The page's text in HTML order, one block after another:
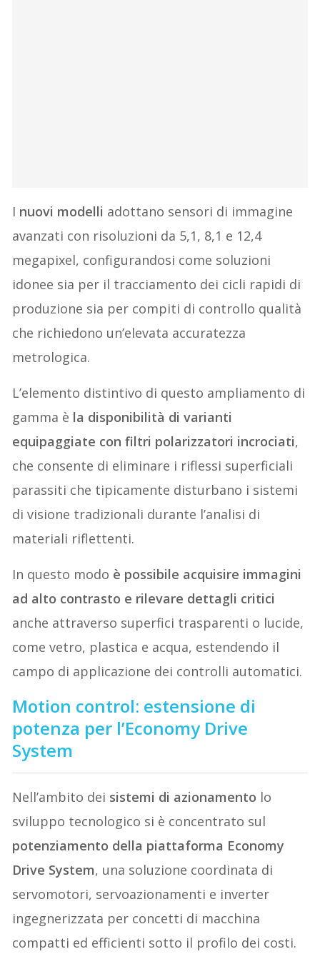
I nuovi modelli adottano sensori di immagine
avanzati con risoluzioni da 5,1, 8,1 e 12,4
megapixel, configurandosi come soluzioni
idonee sia per il tracciamento dei cicli rapidi di
produzione sia per compiti di controllo qualità
che richiedono un’elevata accuratezza
metrologica.
L’elemento distintivo di questo ampliamento di
gamma è la disponibilità di varianti
equipaggiate con filtri polarizzatori incrociati,
che consente di eliminare i riflessi superficiali
parassiti che tipicamente disturbano i sistemi
di visione tradizionali durante l’analisi di
materiali riflettenti.
In questo modo è possibile acquisire immagini
ad alto contrasto e rilevare dettagli critici
anche attraverso superfici trasparenti o lucide,
come vetro, plastica e acqua, estendendo il
campo di applicazione dei controlli automatici.
Motion control: estensione di
potenza per l’Economy Drive
System
Nell’ambito dei sistemi di azionamento lo
sviluppo tecnologico si è concentrato sul
potenziamento della piattaforma Economy
Drive System, una soluzione coordinata di
servomotori, servoazionamenti e inverter
ingegnerizzata per concetti di macchina
compatti ed efficienti sotto il profilo dei costi.